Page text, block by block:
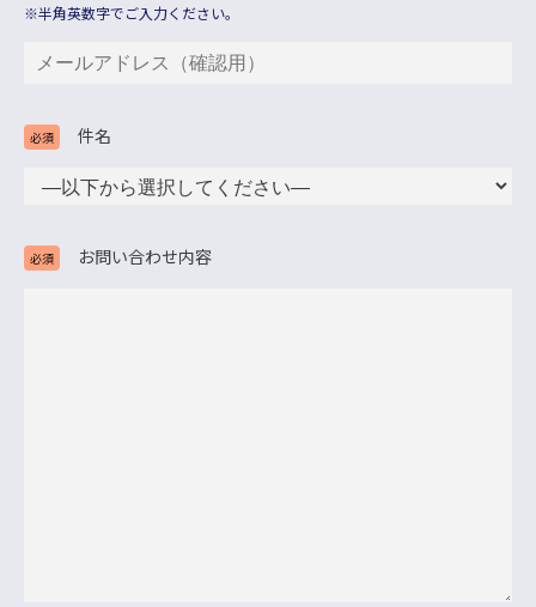
※半角英数字でご入力ください。
必須 件名
必須 お問い合わせ内容